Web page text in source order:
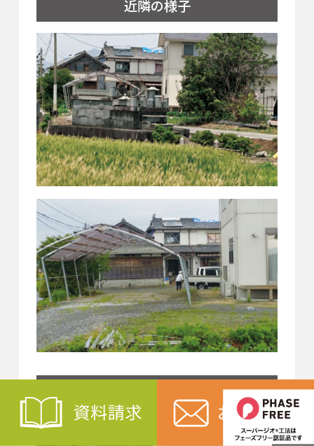
近隣の様子
導入した住宅